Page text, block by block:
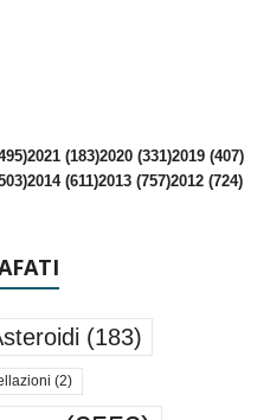
2021 (183)2020 (331)2019 (407)
2014 (611)2013 (757)2012 (724)
(183)
(2)